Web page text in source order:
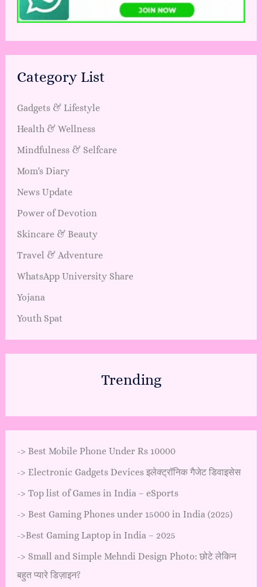
Category List
Gadgets & Lifestyle
Health & Wellness
Mindfulness & Selfcare
Mom's Diary
News Update
Power of Devotion
Skincare & Beauty
Travel & Adventure
WhatsApp University Share
Yojana
Youth Spat
Trending
-> Best Mobile Phone Under Rs 10000
-> Electronic Gadgets Devices इलेक्ट्रॉनिक गैजेट डिवाइसेस
-> Top list of Games in India – eSports
-> Best Gaming Phones under 15000 in India (2025)
->Best Gaming Laptop in India – 2025
-> Small and Simple Mehndi Design Photo: छोटे लेकिन
बहुत प्यारे डिज़ाइन?